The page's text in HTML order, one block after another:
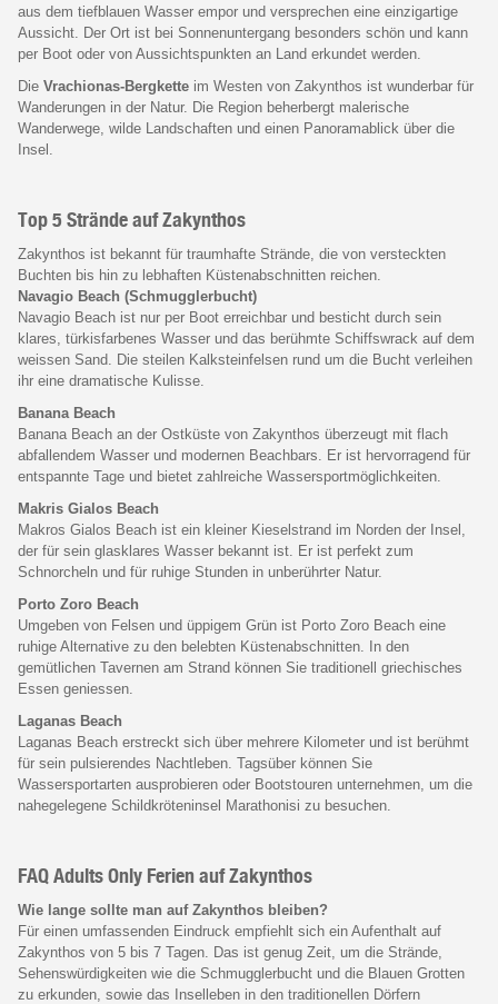
aus dem tiefblauen Wasser empor und versprechen eine einzigartige
Aussicht. Der Ort ist bei Sonnenuntergang besonders schön und kann
per Boot oder von Aussichtspunkten an Land erkundet werden.
Die Vrachionas-Bergkette im Westen von Zakynthos ist wunderbar für
Wanderungen in der Natur. Die Region beherbergt malerische
Wanderwege, wilde Landschaften und einen Panoramablick über die
Insel.
Top 5 Strände auf Zakynthos
Zakynthos ist bekannt für traumhafte Strände, die von versteckten
Buchten bis hin zu lebhaften Küstenabschnitten reichen.
Navagio Beach (Schmugglerbucht)
Navagio Beach ist nur per Boot erreichbar und besticht durch sein
klares, türkisfarbenes Wasser und das berühmte Schiffswrack auf dem
weissen Sand. Die steilen Kalksteinfelsen rund um die Bucht verleihen
ihr eine dramatische Kulisse.
Banana Beach
Banana Beach an der Ostküste von Zakynthos überzeugt mit flach
abfallendem Wasser und modernen Beachbars. Er ist hervorragend für
entspannte Tage und bietet zahlreiche Wassersportmöglichkeiten.
Makris Gialos Beach
Makros Gialos Beach ist ein kleiner Kieselstrand im Norden der Insel,
der für sein glasklares Wasser bekannt ist. Er ist perfekt zum
Schnorcheln und für ruhige Stunden in unberührter Natur.
Porto Zoro Beach
Umgeben von Felsen und üppigem Grün ist Porto Zoro Beach eine
ruhige Alternative zu den belebten Küstenabschnitten. In den
gemütlichen Tavernen am Strand können Sie traditionell griechisches
Essen geniessen.
Laganas Beach
Laganas Beach erstreckt sich über mehrere Kilometer und ist berühmt
für sein pulsierendes Nachtleben. Tagsüber können Sie
Wassersportarten ausprobieren oder Bootstouren unternehmen, um die
nahegelegene Schildkröteninsel Marathonisi zu besuchen.
FAQ Adults Only Ferien auf Zakynthos
Wie lange sollte man auf Zakynthos bleiben?
Für einen umfassenden Eindruck empfiehlt sich ein Aufenthalt auf
Zakynthos von 5 bis 7 Tagen. Das ist genug Zeit, um die Strände,
Sehenswürdigkeiten wie die Schmugglerbucht und die Blauen Grotten
zu erkunden, sowie das Inselleben in den traditionellen Dörfern